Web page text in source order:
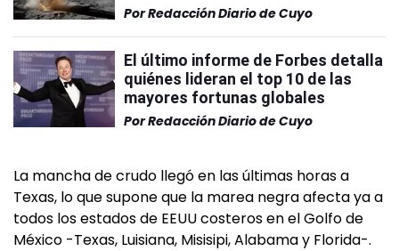
PorRedacción Diario de Cuyo
El último informe de Forbes detalla
quiénes lideran el top 10 de las
mayores fortunas globales
PorRedacción Diario de Cuyo
La mancha de crudo llegó en las últimas horas a
Texas, lo que supone que la marea negra afecta ya a
todos los estados de EEUU costeros en el Golfo de
México -Texas, Luisiana, Misisipi, Alabama y Florida-.